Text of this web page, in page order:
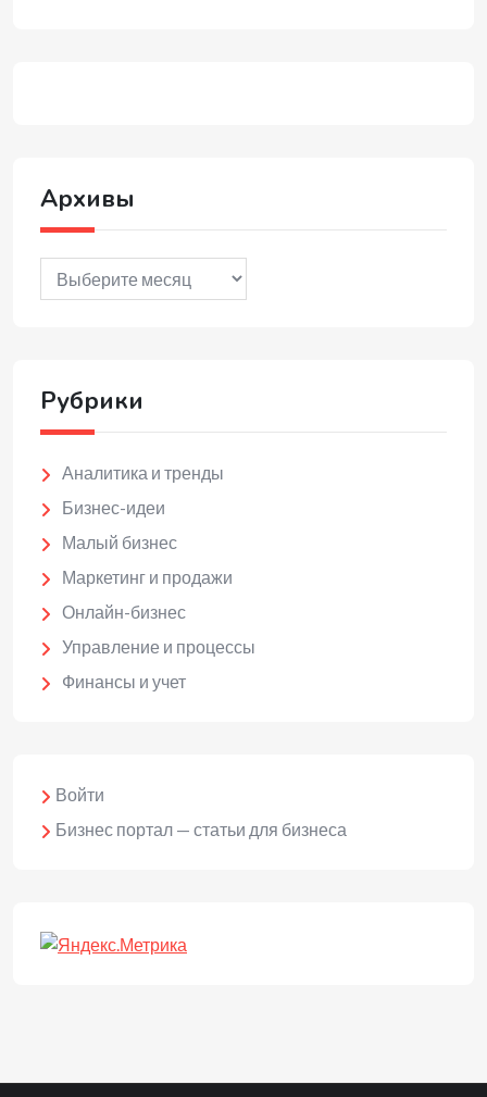
Архивы
Архивы
Рубрики
Аналитика и тренды
Бизнес-идеи
Малый бизнес
Маркетинг и продажи
Онлайн-бизнес
Управление и процессы
Финансы и учет
Войти
Бизнес портал — статьи для бизнеса